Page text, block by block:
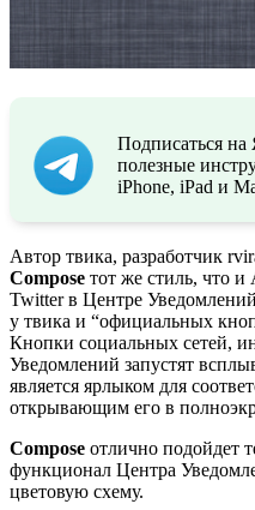
Подписаться
полезные
iPhone, iPad и
Автор твика, разработчик
Compose тот же стиль, что и
Twitter в Центре
у твика и “официальных
Кнопки социальных сетей,
Уведомлений запустят
является ярлыком для
открывающим его в
Compose отлично подойдет
функционал Центра
цветовую схему.